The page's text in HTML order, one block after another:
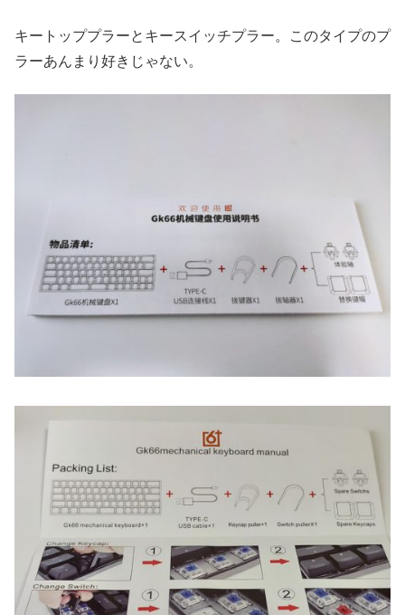
キートッププラーとキースイッチプラー。このタイプのプ
ラーあんまり好きじゃない。